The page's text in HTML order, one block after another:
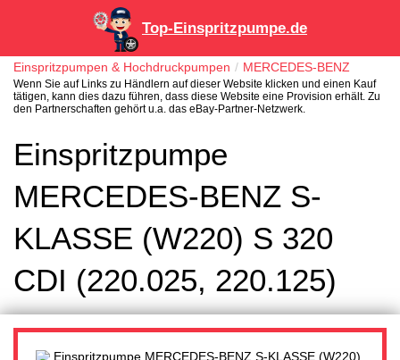
Top-Einspritzpumpe.de
Einspritzpumpen & Hochdruckpumpen MERCEDES-BENZ
Wenn Sie auf Links zu Händlern auf dieser Website klicken und einen Kauf
tätigen, kann dies dazu führen, dass diese Website eine Provision erhält. Zu
den Partnerschaften gehört u.a. das eBay-Partner-Netzwerk.
Einspritzpumpe
MERCEDES-BENZ S-
KLASSE (W220) S 320
CDI (220.025, 220.125)